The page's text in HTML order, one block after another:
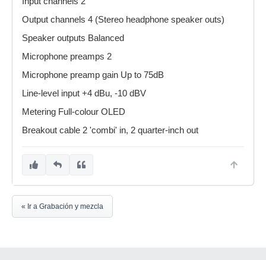
Output channels 4 (Stereo headphone speaker outs)
Speaker outputs Balanced
Microphone preamps 2
Microphone preamp gain Up to 75dB
Line-level input +4 dBu, -10 dBV
Metering Full-colour OLED
Breakout cable 2 'combi' in, 2 quarter-inch out
« Ir a Grabación y mezcla